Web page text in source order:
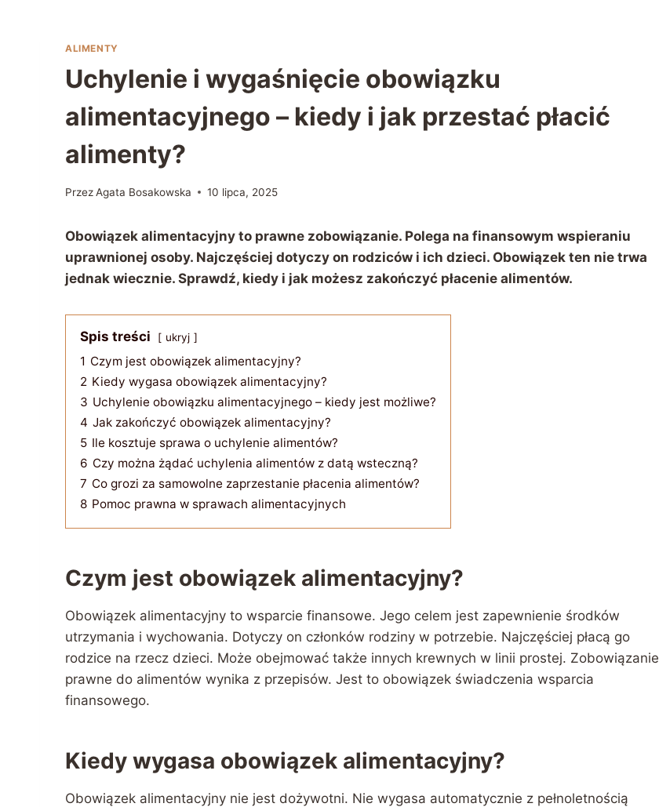
ALIMENTY
Uchylenie i wygaśnięcie obowiązku
alimentacyjnego – kiedy i jak przestać płacić
alimenty?
PrzezAgata Bosakowska 10 lipca, 2025
Obowiązek alimentacyjny to prawne zobowiązanie. Polega na finansowym wspieraniu
uprawnionej osoby. Najczęściej dotyczy on rodziców i ich dzieci. Obowiązek ten nie trwa
jednak wiecznie. Sprawdź, kiedy i jak możesz zakończyć płacenie alimentów.
Spis treści ukryj
1 Czym jest obowiązek alimentacyjny?
2 Kiedy wygasa obowiązek alimentacyjny?
3 Uchylenie obowiązku alimentacyjnego – kiedy jest możliwe?
4 Jak zakończyć obowiązek alimentacyjny?
5 Ile kosztuje sprawa o uchylenie alimentów?
6 Czy można żądać uchylenia alimentów z datą wsteczną?
7 Co grozi za samowolne zaprzestanie płacenia alimentów?
8 Pomoc prawna w sprawach alimentacyjnych
Czym jest obowiązek alimentacyjny?
Obowiązek alimentacyjny to wsparcie finansowe. Jego celem jest zapewnienie środków
utrzymania i wychowania. Dotyczy on członków rodziny w potrzebie. Najczęściej płacą go
rodzice na rzecz dzieci. Może obejmować także innych krewnych w linii prostej. Zobowiązanie
prawne do alimentów wynika z przepisów. Jest to obowiązek świadczenia wsparcia
finansowego.
Kiedy wygasa obowiązek alimentacyjny?
Obowiązek alimentacyjny nie jest dożywotni. Nie wygasa automatycznie z pełnoletnością